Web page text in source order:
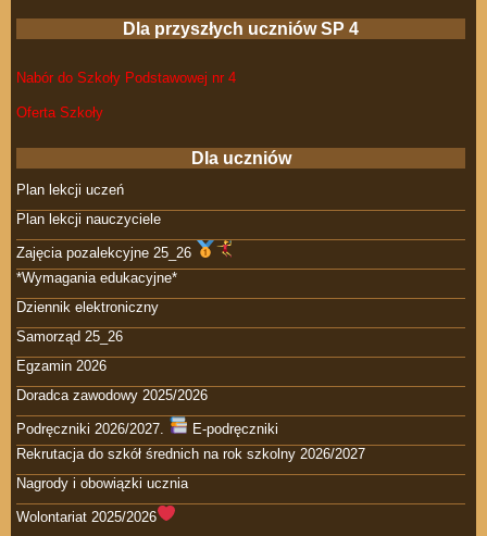
Dla przyszłych uczniów SP 4
Nabór do Szkoły Podstawowej nr 4
Oferta Szkoły
Dla uczniów
Plan lekcji uczeń
Plan lekcji nauczyciele
Zajęcia pozalekcyjne 25_26
*Wymagania edukacyjne*
Dziennik elektroniczny
Samorząd 25_26
Egzamin 2026
Doradca zawodowy 2025/2026
Podręczniki 2026/2027.
E-podręczniki
Rekrutacja do szkół średnich na rok szkolny 2026/2027
Nagrody i obowiązki ucznia
Wolontariat 2025/2026